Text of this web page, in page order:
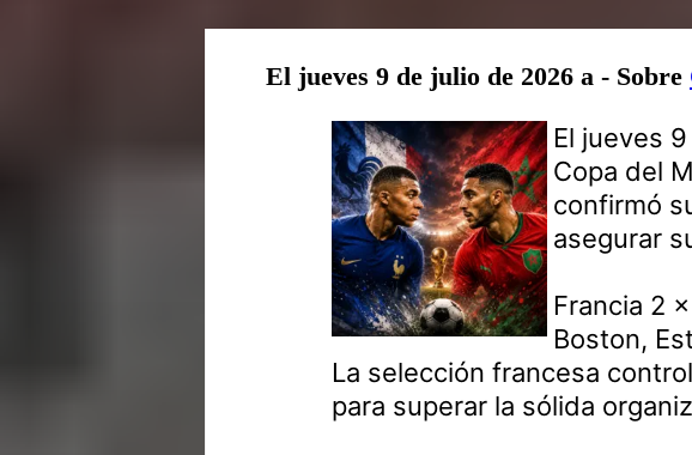
El jueves 9 de julio de 2026 a - Sobre
El jueves
Copa del
confirmó
asegurar
Francia 2
Boston,
La selección francesa
para superar la sólida